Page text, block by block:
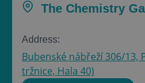
The Chemistry
Address:
Bubenské nábřeží 306/13,
tržnice, Hala 40)